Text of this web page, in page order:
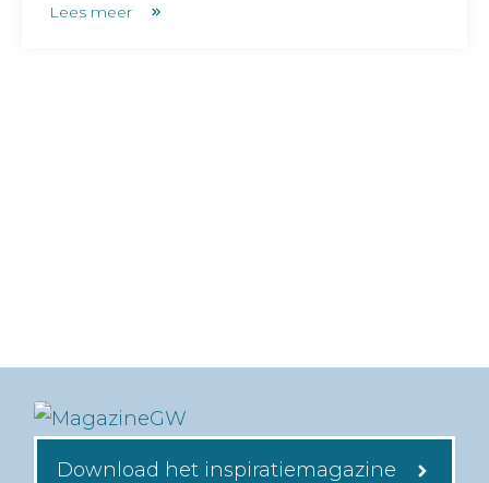
Lees meer
Download het inspiratiemagazine